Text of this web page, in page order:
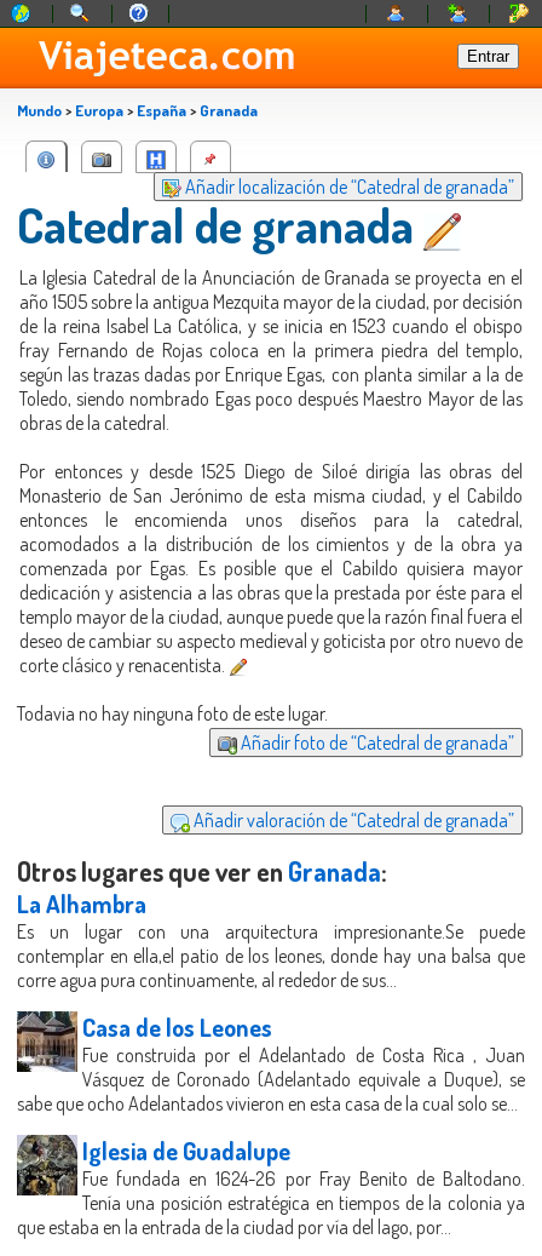
Mundo> Europa> España> Granada
Añadir localización de “Catedral de granada”
Catedral de granada
La Iglesia Catedral de la Anunciación de Granada se proyecta en el
año 1505 sobre la antigua Mezquita mayor de la ciudad, por decisión
de la reina Isabel La Católica, y se inicia en 1523 cuando el obispo
fray Fernando de Rojas coloca en la primera piedra del templo,
según las trazas dadas por Enrique Egas, con planta similar a la de
Toledo, siendo nombrado Egas poco después Maestro Mayor de las
obras de la catedral.
Por entonces y desde 1525 Diego de Siloé dirigía las obras del
Monasterio de San Jerónimo de esta misma ciudad, y el Cabildo
entonces le encomienda unos diseños para la catedral,
acomodados a la distribución de los cimientos y de la obra ya
comenzada por Egas. Es posible que el Cabildo quisiera mayor
dedicación y asistencia a las obras que la prestada por éste para el
templo mayor de la ciudad, aunque puede que la razón final fuera el
deseo de cambiar su aspecto medieval y goticista por otro nuevo de
corte clásico y renacentista.
Todavia no hay ninguna foto de este lugar.
Añadir foto de “Catedral de granada”
Añadir valoración de “Catedral de granada”
Otros lugares que ver en Granada:
La Alhambra
Es un lugar con una arquitectura impresionante.Se puede
contemplar en ella,el patio de los leones, donde hay una balsa que
corre agua pura continuamente, al rededor de sus...
Casa de los Leones
Fue construida por el Adelantado de Costa Rica , Juan
Vásquez de Coronado (Adelantado equivale a Duque), se
sabe que ocho Adelantados vivieron en esta casa de la cual solo se...
Iglesia de Guadalupe
Fue fundada en 1624-26 por Fray Benito de Baltodano.
Tenía una posición estratégica en tiempos de la colonia ya
que estaba en la entrada de la ciudad por vía del lago, por...